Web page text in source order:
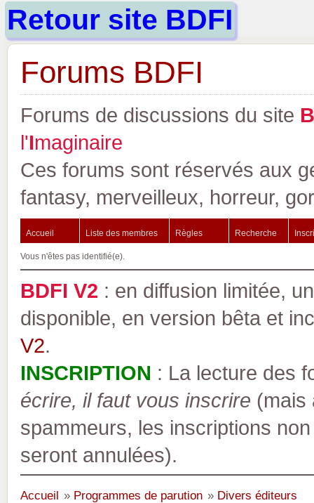
Retour site BDFI
Forums BDFI
Forums de discussions du site B
l'Imaginaire
Ces forums sont réservés aux
fantasy, merveilleux, horreur,
Accueil Liste des membres Règles Recherche
Vous n'êtes pas identifié(e).
BDFI V2 : en diffusion limitée,
disponible, en version bêta et
V2.
INSCRIPTION : La lecture des
écrire, il faut vous inscrire (mais
spammeurs, les inscriptions
seront annulées).
Accueil » Programmes de parution » Divers éditeurs